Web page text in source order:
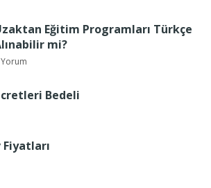
Eğitim Programları Türkçe
mi?
Bedeli
Fiyatları